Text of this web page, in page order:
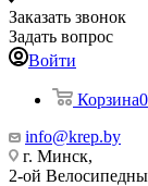
Заказать звонок
Задать вопрос
Войти
Корзина0
info@krep.by
г. Минск,
2-ой